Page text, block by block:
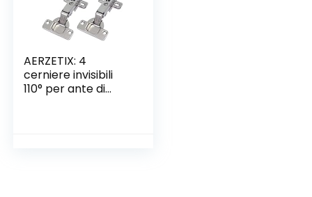
AERZETIX: 4
cerniere invisibili
110° per ante di